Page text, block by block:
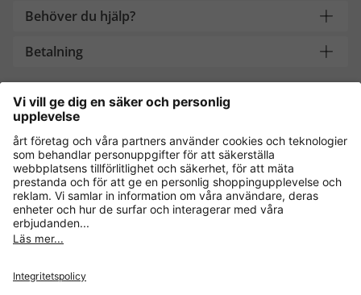
Behöver du hjälp?
Betalning
Handla säkert med
Andra onlinebutiker
Sverige